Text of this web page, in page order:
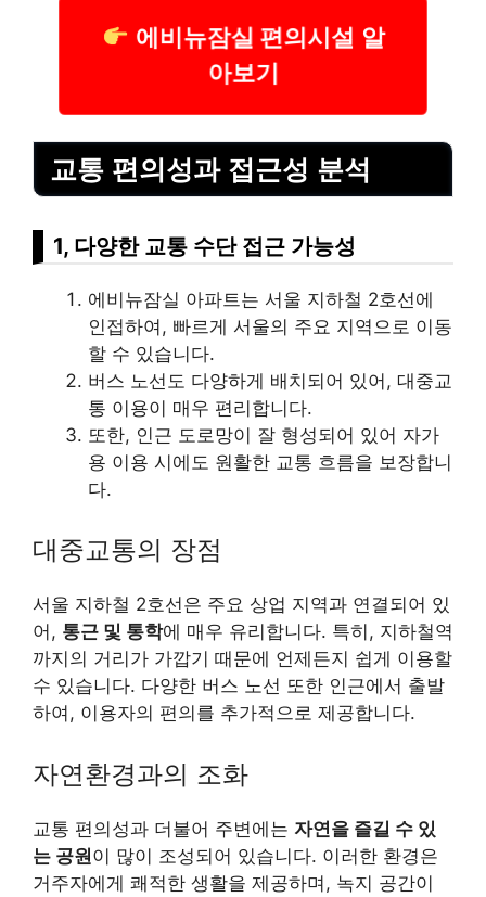
에비뉴잠실 편의시설 알
아보기
교통 편의성과 접근성 분석
1, 다양한 교통 수단 접근 가능성
에비뉴잠실 아파트는 서울 지하철 2호선에
인접하여, 빠르게 서울의 주요 지역으로 이동
할 수 있습니다.
버스 노선도 다양하게 배치되어 있어, 대중교
통 이용이 매우 편리합니다.
또한, 인근 도로망이 잘 형성되어 있어 자가
용 이용 시에도 원활한 교통 흐름을 보장합니
다.
대중교통의 장점
서울 지하철 2호선은 주요 상업 지역과 연결되어 있
어, 통근 및 통학에 매우 유리합니다. 특히, 지하철역
까지의 거리가 가깝기 때문에 언제든지 쉽게 이용할
수 있습니다. 다양한 버스 노선 또한 인근에서 출발
하여, 이용자의 편의를 추가적으로 제공합니다.
자연환경과의 조화
교통 편의성과 더불어 주변에는 자연을 즐길 수 있
는 공원이 많이 조성되어 있습니다. 이러한 환경은
거주자에게 쾌적한 생활을 제공하며, 녹지 공간이